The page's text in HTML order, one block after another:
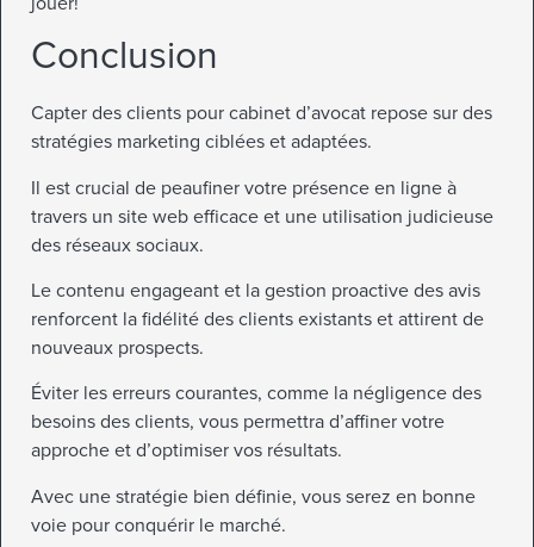
Conclusion
Capter des clients pour cabinet d’avocat repose sur des
stratégies marketing ciblées et adaptées.
Il est crucial de peaufiner votre présence en ligne à
travers un site web efficace et une utilisation judicieuse
des réseaux sociaux.
Le contenu engageant et la gestion proactive des avis
renforcent la fidélité des clients existants et attirent de
nouveaux prospects.
Éviter les erreurs courantes, comme la négligence des
besoins des clients, vous permettra d’affiner votre
approche et d’optimiser vos résultats.
Avec une stratégie bien définie, vous serez en bonne
voie pour conquérir le marché.